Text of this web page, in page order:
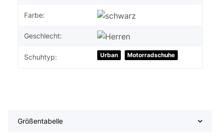
Farbe:
Geschlecht:
Schuhtyp: Urban Motorradschuhe
Größentabelle